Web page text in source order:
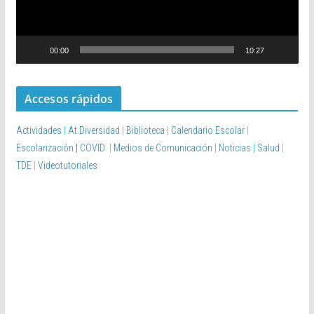
c
r
e
v
í
00:00 10:27
Accesos rápidos
Actividades At.Diversidad Biblioteca Calendario Escolar
Escolarización
COVID Medios de Comunicación Noticias Salud
TDE Videotutoriales